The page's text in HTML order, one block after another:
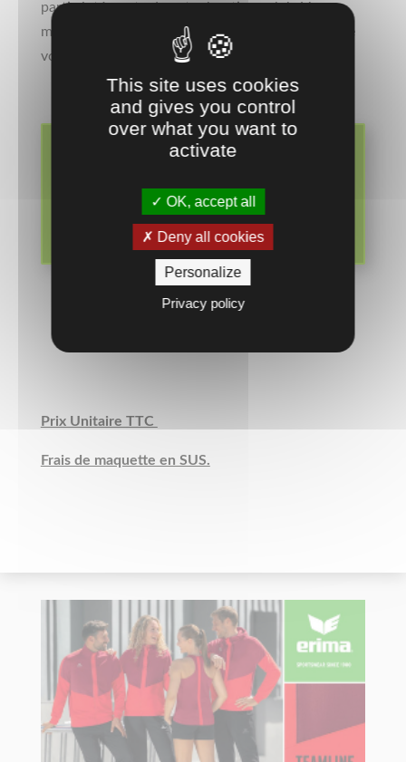
partie intégrante de votre boutique club. Vos
membres et licenciés emmeneront les couleurs de
votre club dans leurs activités quotidienne.
Découvrez l'ensemble des
personnalisées que nous pouvons
vous proposer
Prix Unitaire TTC
Frais de maquette en SUS.
This site uses cookies
and gives you control
over what you want to
activate
OK, accept all
Deny all cookies
Personalize
Privacy policy